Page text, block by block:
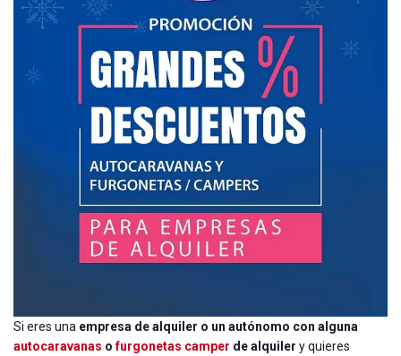
Si eres una empresa de alquiler o un autónomo con alguna
autocaravanas ofurgonetas camper de alquiler y quieres